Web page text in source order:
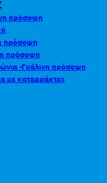
πρόσοψη
πρόσοψη
πρόσοψη
-Γυάλινη πρόσοψη
με καταρράκτες